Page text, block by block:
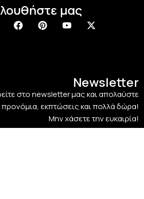
μας
Newsletter
στο newsletter μας και απολαύστε
εκπτώσεις και πολλά δώρα!
Μην χάσετε την ευκαιρία!